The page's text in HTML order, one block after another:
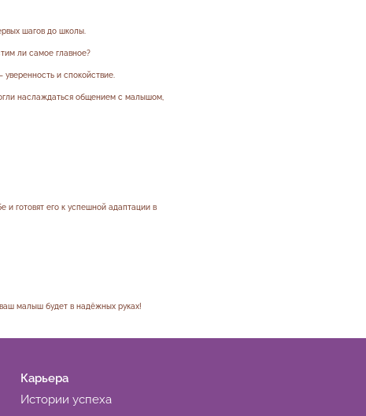
шагов до школы.
ли самое главное?
и спокойствие.
наслаждаться общением с малышом,
и готовят его к успешной адаптации в
малыш будет в надёжных руках!
Карьера
Истории успеха